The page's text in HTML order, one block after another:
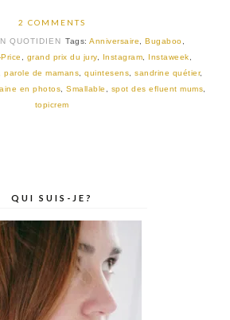
2 COMMENTS
QUOTIDIEN Tags: Anniversaire Bugaboo
grand prix du jury, Instagram Instaweek
parole de mamans quintesens sandrine quétier,
en photos ,Smallable spot des efluent mums
topicrem
QUI SUIS-JE?